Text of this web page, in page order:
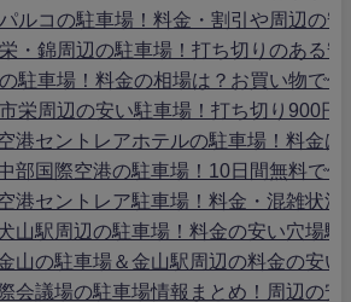
ルコの駐車場！料金・割引や周辺の
・錦周辺の駐車場！打ち切りのある
駐車場！料金の相場は？お買い物で
栄周辺の安い駐車場！打ち切り900円
港セントレアホテルの駐車場！料金は
部国際空港の駐車場！10日間無料で
港セントレア駐車場！料金・混雑状況
山駅周辺の駐車場！料金の安い穴場駐
山の駐車場＆金山駅周辺の料金の安い
会議場の駐車場情報まとめ！周辺の安